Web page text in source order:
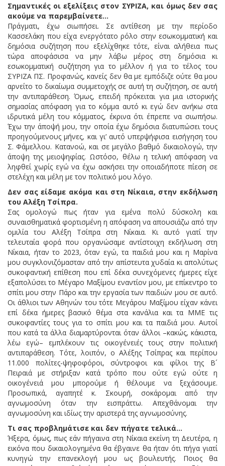
Σημαντικές οι εξελίξεις στον ΣΥΡΙΖΑ, και όμως δεν σας
ακούμε να παρεμβαίνετε…
Πράγματι, έχω σιωπήσει. Σε αντίθεση με την περίοδο
Κασσελάκη που είχα ενεργότατο ρόλο στην εσωκομματική και
δημόσια συζήτηση που εξελίχθηκε τότε, είναι αλήθεια πως
τώρα αποφάσισα να μην λάβω μέρος στη δημόσια κι
εσωκομματική συζήτηση για το μέλλον ή για το τέλος του
ΣΥΡΙΖΑ ΠΣ. Προφανώς, κανείς δεν θα με εμπόδιζε ούτε θα μου
αρνείτο το δικαίωμα συμμετοχής σε αυτή τη συζήτηση, σε αυτή
την αντιπαράθεση. Όμως, επειδή πρόκειται για μια ιστορικής
σημασίας απόφαση για το κόμμα αυτό κι εγώ δεν ανήκω στα
ιδρυτικά μέλη του κόμματος, έκρινα ότι έπρεπε να σιωπήσω.
Έχω την άποψή μου, την οποία έχω δημόσια διατυπώσει τους
προηγούμενους μήνες, και γι’ αυτό υπερψήφισα εισήγηση του
Σ. Φάμελλου. Κατανοώ, και σε μεγάλο βαθμό δικαιολογώ, την
άποψη της μειοψηφίας. Ωστόσο, θέλω η τελική απόφαση να
ληφθεί χωρίς εγώ να έχω ασκήσει την οποιαδήποτε πίεση σε
στελέχη και μέλη με τον πολιτικό μου λόγο.
Δεν σας είδαμε ακόμα και στη Νίκαια, στην εκδήλωση
του Αλέξη Τσίπρα.
Σας ομολογώ πως ήταν για εμένα πολύ δύσκολη και
συναισθηματικά φορτισμένη η απόφαση να απουσιάζω από την
ομιλία του Αλέξη Τσίπρα στη Νίκαια. Κι αυτό γιατί την
τελευταία φορά που οργανώσαμε αντίστοιχη εκδήλωση στη
Νίκαια, ήταν το 2023, όταν εγώ, τα παιδιά μου και η Μαρίνα
μου συγκλονιζόμασταν από την απίστευτα χυδαία κι απολύτως
συκοφαντική επίθεση που επί δέκα συνεχόμενες ήμερες είχε
εξαπολύσει το Μέγαρο Μαξίμου εναντίον μου, με επίκεντρο το
σπίτι μου στην Πάρο και την εργασία των παιδιών μου σε αυτό.
Οι άθλιοι των Αθηνών του τότε Μεγάρου Μαξίμου είχαν κάνει
επί δέκα ήμερες βασικό θέμα στα κανάλια και τα ΜΜΕ τις
συκοφαντίες τους για το σπίτι μου και τα παιδιά μου. Αυτοί
που κατά τα άλλα διαμαρτύρονται όταν άλλοι –κακώς, κάκιστα,
λέω εγώ– εμπλέκουν τις οικογένειές τους στην πολιτική
αντιπαράθεση. Τότε, λοιπόν, ο Αλέξης Τσίπρας και περίπου
11.000 πολίτες-ψηφοφόροι, σύντροφοι και φίλοι της Β´
Πειραιά με στήριξαν κατά τρόπο που ούτε εγώ ούτε η
οικογένειά μου μπορούμε ή θέλουμε να ξεχάσουμε.
Προσωπικά, αγαπητέ κ. Σκουρή, σοκάρομαι από την
αγνωμοσύνη όταν την εισπράττω. Απεχθάνομαι την
αγνωμοσύνη και ιδίως την αριστερά της αγνωμοσύνης.
Τι σας προβλημάτισε και δεν πήγατε τελικά…
Ήξερα, όμως, πως εάν πήγαινα στη Νίκαια εκείνη τη Δευτέρα, η
εικόνα που δικαιολογημένα θα έβγαινε θα ήταν ότι πήγα γιατί
κυνηγώ την επανεκλογή μου ως βουλευτής. Ποιος θα